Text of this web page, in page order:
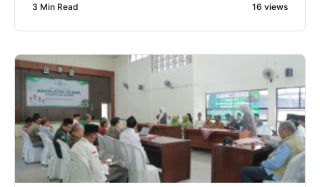
Gugusdepan Batang 15.067-15.068 berhasil keluar
Wahid Pekalongan Tahun 2026. Keberhasilan […]
3 Min Read 16 views